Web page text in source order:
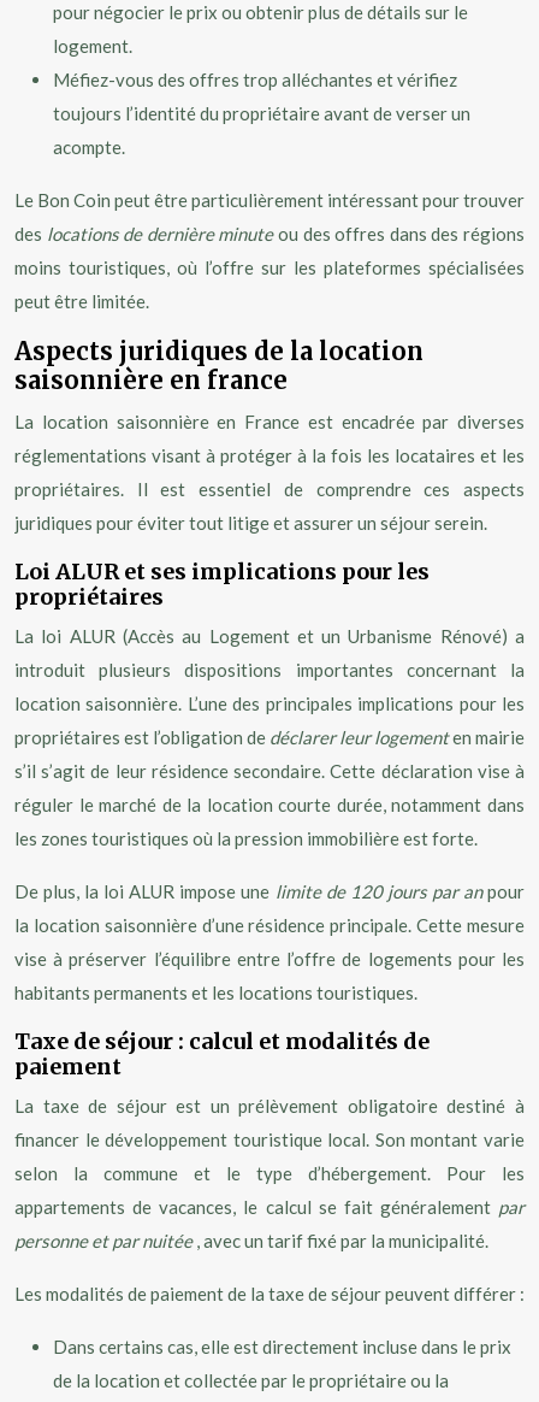
pour négocier le prix ou obtenir plus de détails sur le
logement.
Méfiez-vous des offres trop alléchantes et vérifiez
toujours l’identité du propriétaire avant de verser un
acompte.
Le Bon Coin peut être particulièrement intéressant pour trouver
des locations de dernière minuteou des offres dans des régions
moins touristiques, où l’offre sur les plateformes spécialisées
peut être limitée.
Aspects juridiques de la location
saisonnière en france
La location saisonnière en France est encadrée par diverses
réglementations visant à protéger à la fois les locataires et les
propriétaires. Il est essentiel de comprendre ces aspects
juridiques pour éviter tout litige et assurer un séjour serein.
Loi ALUR et ses implications pour les
propriétaires
La loi ALUR (Accès au Logement et un Urbanisme Rénové) a
introduit plusieurs dispositions importantes concernant la
location saisonnière. L’une des principales implications pour les
propriétaires est l’obligation de déclarer leur logementen mairie
s’il s’agit de leur résidence secondaire. Cette déclaration vise à
réguler le marché de la location courte durée, notamment dans
les zones touristiques où la pression immobilière est forte.
De plus, la loi ALUR impose une limite de 120 jours par anpour
la location saisonnière d’une résidence principale. Cette mesure
vise à préserver l’équilibre entre l’offre de logements pour les
habitants permanents et les locations touristiques.
Taxe de séjour : calcul et modalités de
paiement
La taxe de séjour est un prélèvement obligatoire destiné à
financer le développement touristique local. Son montant varie
selon la commune et le type d’hébergement. Pour les
appartements de vacances, le calcul se fait généralement par
personne et par nuitée, avec un tarif fixé par la municipalité.
Les modalités de paiement de la taxe de séjour peuvent différer :
Dans certains cas, elle est directement incluse dans le prix
de la location et collectée par le propriétaire ou la